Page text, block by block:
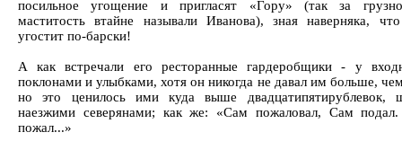
посильное угощение и пригласят «Гору» (так за
маститость втайне называли Иванова), зная наверняка,
угостит по-барски!
А как встречали его ресторанные гардеробщики - у
поклонами и улыбками, хотя он никогда не давал им больше,
но это ценилось ими куда выше двадцатипятирублевок,
наезжими северянами; как же: «Сам пожаловал, Сам
пожал...»